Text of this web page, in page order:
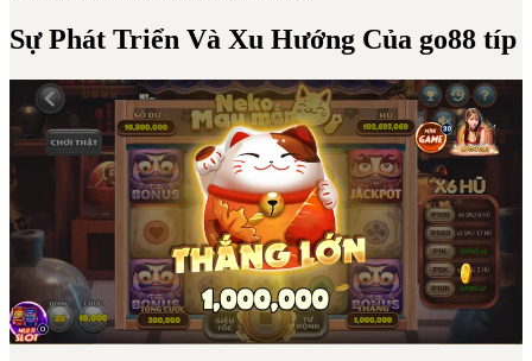
Sự Phát Triển Và Xu Hướng Của go88 típ